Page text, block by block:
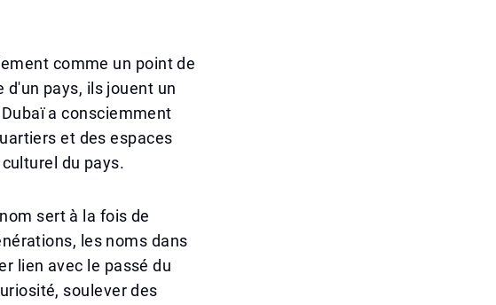
comme un point de
pays, ils jouent un
a consciemment
et des espaces
du pays.
sert à la fois de
les noms dans
lien avec le passé du
soulever des